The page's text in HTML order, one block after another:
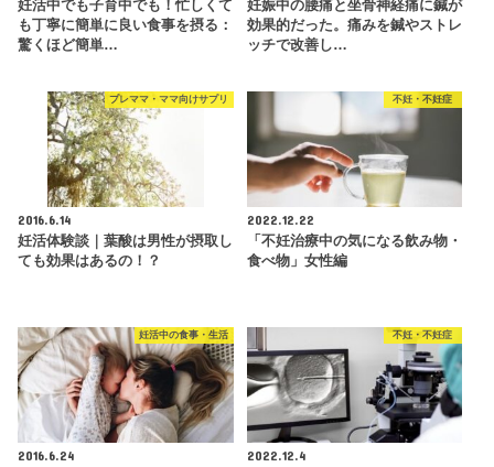
妊活中でも子育中でも！忙しくて
も丁寧に簡単に良い食事を摂る：
驚くほど簡単…
妊娠中の腰痛と坐骨神経痛に鍼が
効果的だった。痛みを鍼やストレ
ッチで改善し…
プレママ・ママ向けサプリ
2016.6.14
妊活体験談｜葉酸は男性が摂取し
ても効果はあるの！？
不妊・不妊症
2022.12.22
「不妊治療中の気になる飲み物・
食べ物」女性編
妊活中の食事・生活
2016.6.24
不妊・不妊症
2022.12.4